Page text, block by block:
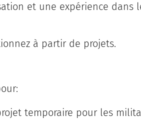
et une expérience dans
à partir de projets.
temporaire pour les